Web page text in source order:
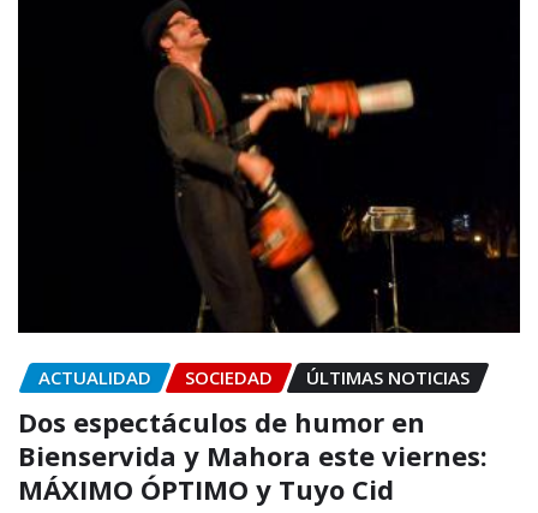
ACTUALIDAD SOCIEDAD ÚLTIMAS NOTICIAS
Dos espectáculos de humor en
Bienservida y Mahora este viernes:
MÁXIMO ÓPTIMO y Tuyo Cid